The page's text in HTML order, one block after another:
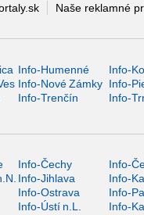
Naše reklamné
Info-Humenné Info-
Info-Nové Zámky Info-
Info-Trenčín Info-
Info-Čechy Info-
Info-Jihlava Info-
Info-Ostrava Info-
Info-Ústí n.L. Info-